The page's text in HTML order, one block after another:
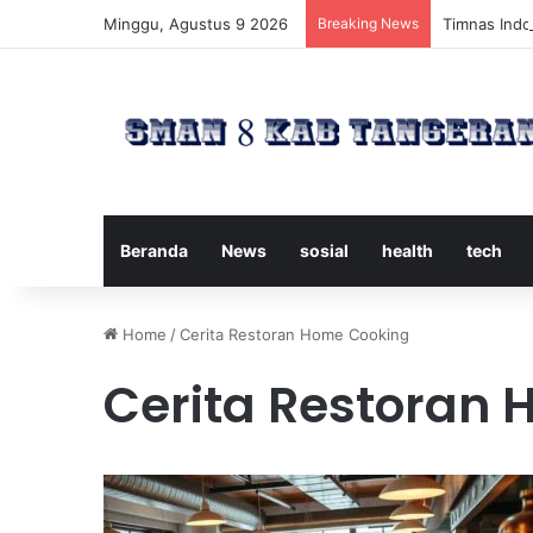
Minggu, Agustus 9 2026 Breaking News Timnas
Beranda News sosial health tech
Home /Cerita Restoran Home Cooking
Cerita Restoran